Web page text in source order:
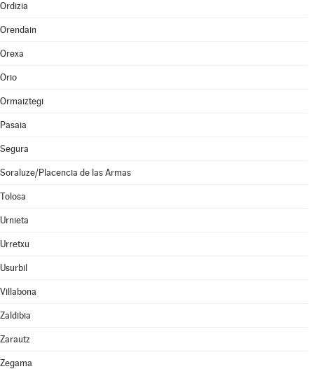
Ordizia
Orendain
Orexa
Orio
Ormaiztegi
Pasaia
Segura
Soraluze/Placencia de las Armas
Tolosa
Urnieta
Urretxu
Usurbil
Villabona
Zaldibia
Zarautz
Zegama